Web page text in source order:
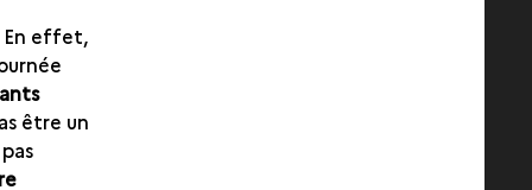
En effet,
être un